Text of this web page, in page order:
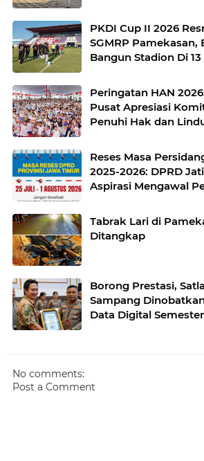
PKDI Cup II 2026
SGMRP
Bangun Stadion Di
Peringatan HAN
Pusat Apresiasi
Penuhi Hak dan
Reses Masa
2025-2026: DPRD
Aspirasi Mengawal
Tabrak Lari di
Ditangkap
Borong Prestasi,
Sampang
Data Digital
No comments:
Post a Comment